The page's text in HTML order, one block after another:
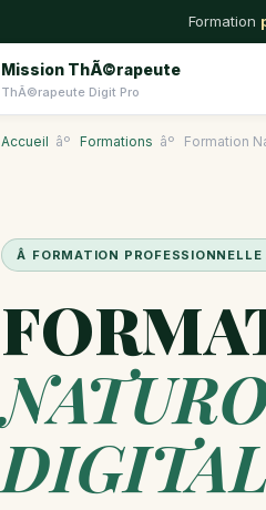
Formation
Mission ThÃ©rapeute
ThÃ©rapeute Digit Pro
Accueil âº Formations âº Formation
Â FORMATION
DIGITAL